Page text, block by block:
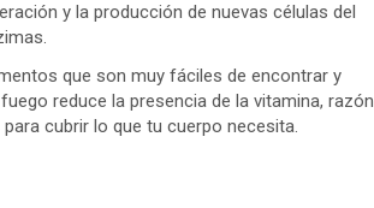
y la producción de nuevas células del
que son muy fáciles de encontrar y
reduce la presencia de la vitamina, razón
cubrir lo que tu cuerpo necesita.